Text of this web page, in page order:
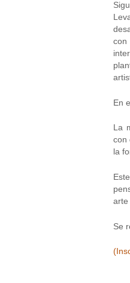
con
En
La
con
la
arte
Se